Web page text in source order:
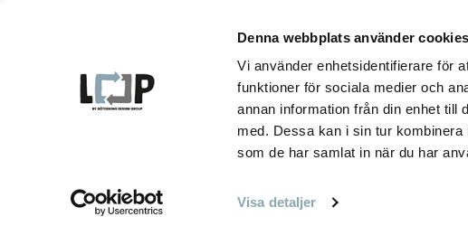
Denna webbplats använder cookies
Vi använder enhetsidentifierare för
funktioner för sociala medier och
annan information från din enhet till
med. Dessa kan i sin tur
som de har samlat in när du har
Visa detaljer
PRODUKTER
TAK OCH VÄGGABSORBENTER